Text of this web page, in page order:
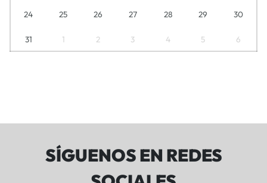
24 25 26 27 28 29 30
31 1 2 3 4 5 6
SÍGUENOS EN REDES